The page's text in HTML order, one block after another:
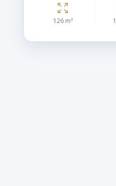
126 m²